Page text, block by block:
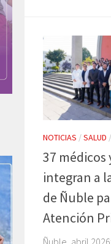
NOTICIAS /SALUD /
37
integran a
de Ñuble
Atención